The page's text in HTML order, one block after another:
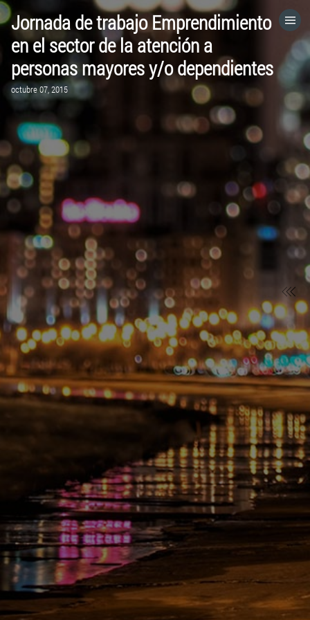
Jornada de trabajo Emprendimiento
en el sector de la atención a
personas mayores y/o dependientes
octubre 07, 2015
HOME
CATEGORÍAS